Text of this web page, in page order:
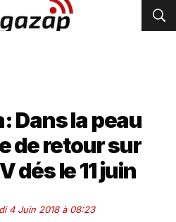
Dans la peau
de retour sur
dés le 11 juin
4 Juin 2018 à 08:23